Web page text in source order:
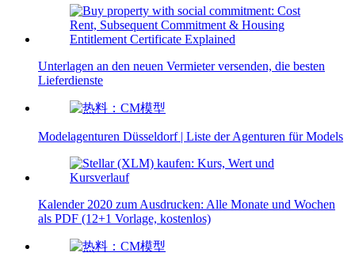
Unterlagen an den neuen Vermieter versenden, die besten
Lieferdienste
Modelagenturen Düsseldorf | Liste der Agenturen für Models
Kalender 2020 zum Ausdrucken: Alle Monate und Wochen
als PDF (12+1 Vorlage, kostenlos)